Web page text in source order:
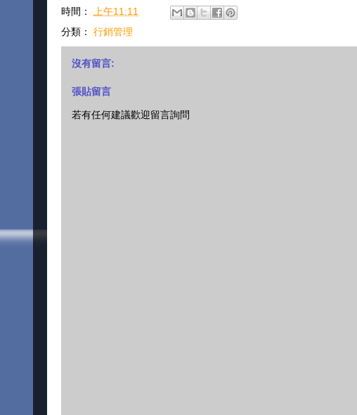
時間： 上午11:11
分類： 行銷管理
沒有留言:
張貼留言
若有任何建議歡迎留言詢問